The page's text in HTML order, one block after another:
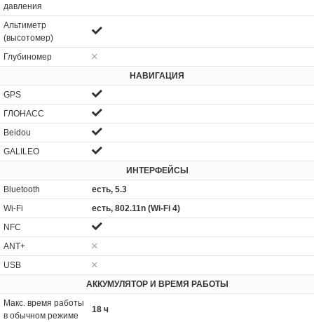
давления
Альтиметр
(высотомер)
Глубиномер
НАВИГАЦИЯ
GPS
ГЛОНАСС
Beidou
GALILEO
ИНТЕРФЕЙСЫ
Bluetooth
есть, 5.3
Wi-Fi
есть, 802.11n (Wi-Fi 4)
NFC
ANT+
USB
АККУМУЛЯТОР И ВРЕМЯ РАБОТЫ
Макс. время работы
в обычном режиме
18 ч